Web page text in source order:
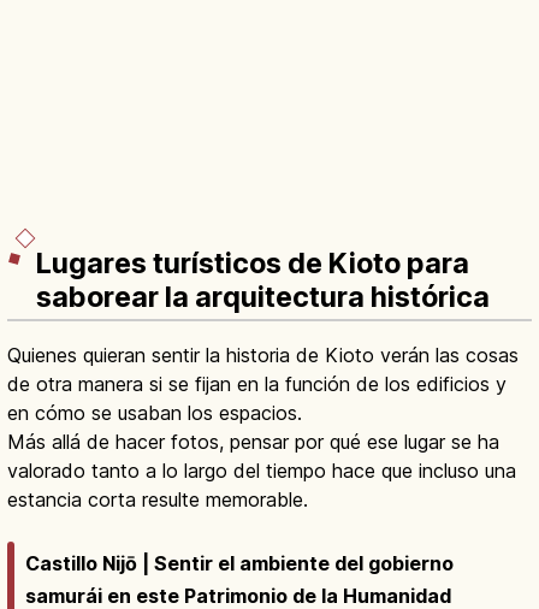
Lugares turísticos de Kioto para
saborear la arquitectura histórica
Quienes quieran sentir la historia de Kioto verán las cosas
de otra manera si se fijan en la función de los edificios y
en cómo se usaban los espacios.
Más allá de hacer fotos, pensar por qué ese lugar se ha
valorado tanto a lo largo del tiempo hace que incluso una
estancia corta resulte memorable.
Castillo Nijō | Sentir el ambiente del gobierno
samurái en este Patrimonio de la Humanidad